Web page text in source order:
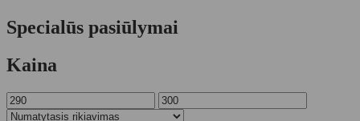
Specialūs pasiūlymai
Kaina